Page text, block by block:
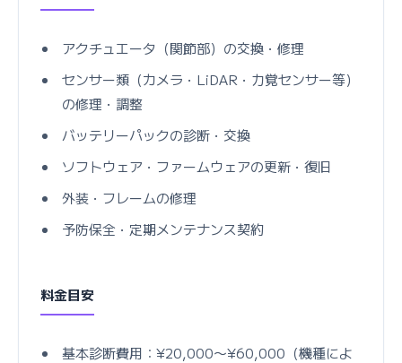
アクチュエータ（関節部）の交換・修理
センサー類（カメラ・LiDAR・力覚センサー等）
の修理・調整
バッテリーパックの診断・交換
ソフトウェア・ファームウェアの更新・復旧
外装・フレームの修理
予防保全・定期メンテナンス契約
料金目安
基本診断費用：¥20,000〜¥60,000（機種によ